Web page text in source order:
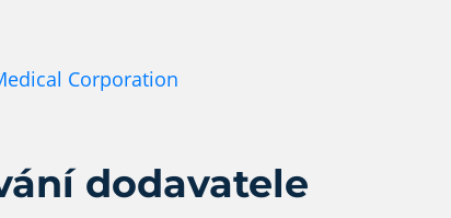
Corporation
dodavatele